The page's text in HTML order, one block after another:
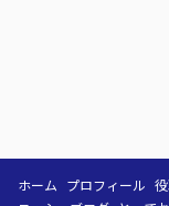
ホーム プロフィール